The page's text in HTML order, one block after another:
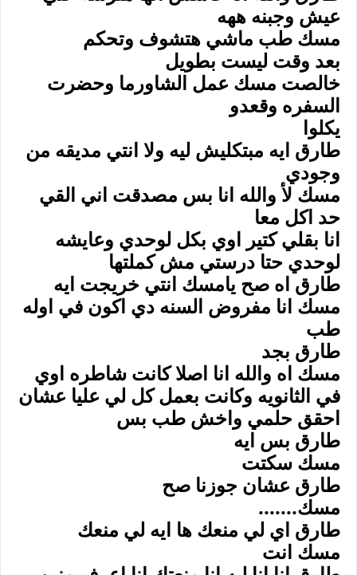
عيش وجبنه ههه
مسك طب ماشي هتشوف وتحكم
بعد وقت ليست بطويل
خالصت مسك عمل الشاورما وحضرت
السفره وقعدو
يكلوا
طارق ايه مبتكليش ليه ولا انتي مديقه من
وجودي
مسك لأ والله انا بس مصدقت اني القي
حد اكل معا
انا بقلي كتير اوي بكل لوحدي وعايشه
لوحدي حتا درستي مش كملتها
طارق اه صح يامسك انتي خريجت ايه
مسك انا مفروض السنه دي اكون في اوله
طب
طارق بجد
مسك اه والله انا اصلا كانت شاطره اوي
في الثانويه وكانت بعمل كل لي عليا عشان
احقق حلمي واخش طب بس
طارق بس ايه
مسك سكتت
طارق عشان جوزنا صح
مسك.......
طارق اي لي منعك ها ايه لي منعك
مسك انت